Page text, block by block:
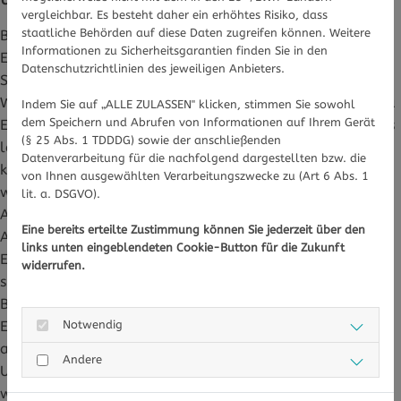
Bei Männer können die ersten spezifischen Symptome
Entzündungen der Harnröhre sein. Bemerkt wird die durch
Schmerzen beim Wasserlassen oder Ausfluss von Eiter.
Wenn die Bakterien von dort weiter aufsteigen, kann es zu
Entzündungen der Prostata oder der Hoden kommen, was
langfristig zur Unfruchtbarkeit führen kann. Bei Frauen
können sich Harnröhre und Gebärmutterhals entzünden,
was durch einen starken Ausfluss erkannt werden kann.
Außerdem ist ebenfalls das Wasserlassen schmerzhaft.
Allerdings haben Frauen oft gar keine Symptome, die
Erkrankung bleibt unbemerkt und die Bakterien können
sich so weiter ausbreiten. Unbehandelt können sich die
Bakterien in der Gebärmutter, im Eileiter und in den
Eierstöcken ausbreiten. Auch dann bleiben oft Symptome
aus. Einige Patientinnen haben allerdings Schmerzen im
Unterbauch, Ausfluss oder Blutungen. Ist die Krankheit so
weit fortgeschritten, erhöht sich auch das Risiko für
vergleichbar. Es besteht daher ein erhöhtes Risiko, dass
staatliche Behörden auf diese Daten zugreifen können. Weitere
Informationen zu Sicherheitsgarantien finden Sie in den
Datenschutzrichtlinien des jeweiligen Anbieters.
Indem Sie auf „ALLE ZULASSEN" klicken, stimmen Sie sowohl
dem Speichern und Abrufen von Informationen auf Ihrem Gerät
(§ 25 Abs. 1 TDDDG) sowie der anschließenden
Datenverarbeitung für die nachfolgend dargestellten bzw. die
von Ihnen ausgewählten Verarbeitungszwecke zu (Art 6 Abs. 1
lit. a. DSGVO).
Eine bereits erteilte Zustimmung können Sie jederzeit über den
links unten eingeblendeten Cookie-Button für die Zukunft
widerrufen.
Notwendig
Andere